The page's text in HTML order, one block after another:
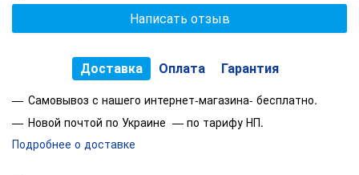
*Все зависит от качества входящей воды на фильтр и от
Написать отзыв
Доставка Оплата Гарантия
Самовывоз с нашего интернет-магазина- бесплатно.
Новой почтой по Украине — по тарифу НП.
Подробнее о доставке